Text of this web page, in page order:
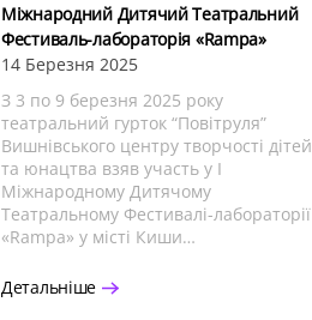
Міжнародний Дитячий Театральний
Фестиваль-лабораторія «Rampa»
14 Березня 2025
З 3 по 9 березня 2025 року
театральний гурток “Повітруля”
Вишнівського центру творчості дітей
та юнацтва взяв участь у I
Міжнародному Дитячому
Театральному Фестивалі-лабораторії
«Rampa» у місті Киши…
Детальніше